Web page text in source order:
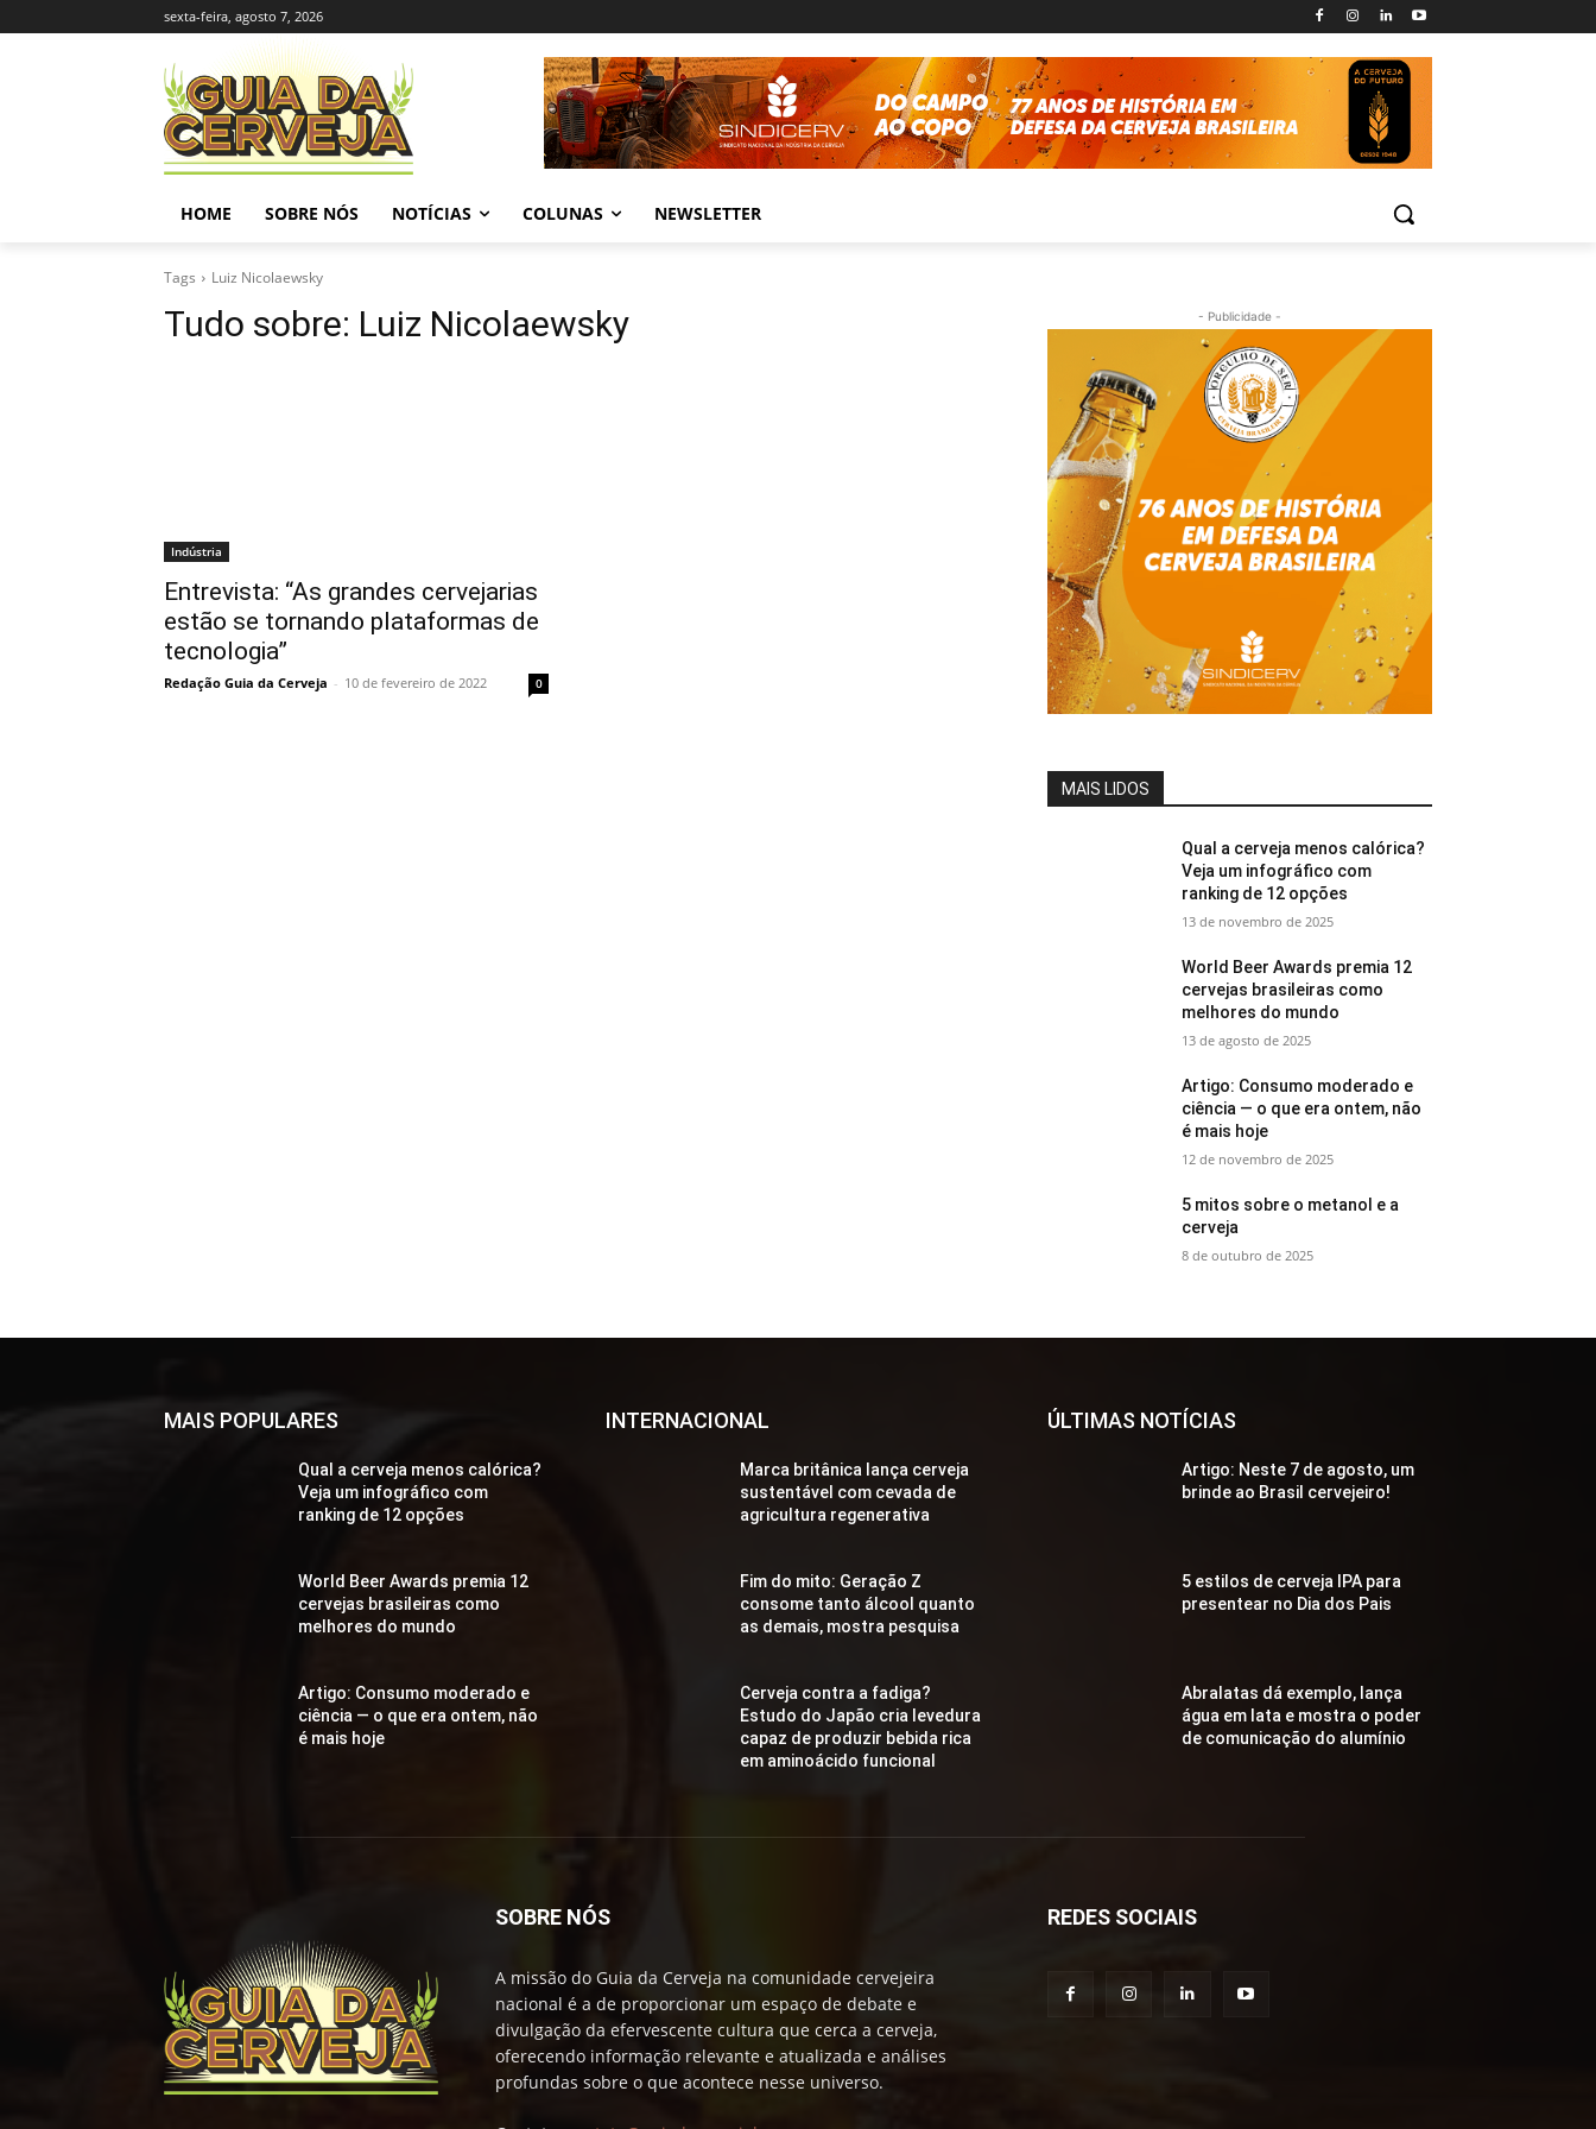
sexta-feira, agosto 7, 2026
HOME SOBRE NÓS NOTÍCIAS COLUNAS NEWSLETTER
Tags Luiz Nicolaewsky
Tudo sobre: Luiz Nicolaewsky
Indústria
Entrevista: “As grandes cervejarias
estão se tornando plataformas de
tecnologia”
Redação Guia da Cerveja - 10 de fevereiro de 2022 0
- Publicidade -
MAIS LIDOS
Qual a cerveja menos calórica?
Veja um infográfico com
ranking de 12 opções
13 de novembro de 2025
World Beer Awards premia 12
cervejas brasileiras como
melhores do mundo
13 de agosto de 2025
Artigo: Consumo moderado e
ciência — o que era ontem, não
é mais hoje
12 de novembro de 2025
5 mitos sobre o metanol e a
cerveja
8 de outubro de 2025
MAIS POPULARES
Qual a cerveja menos calórica?
Veja um infográfico com
ranking de 12 opções
World Beer Awards premia 12
cervejas brasileiras como
melhores do mundo
Artigo: Consumo moderado e
ciência — o que era ontem, não
é mais hoje
INTERNACIONAL
Marca britânica lança cerveja
sustentável com cevada de
agricultura regenerativa
Fim do mito: Geração Z
consome tanto álcool quanto
as demais, mostra pesquisa
Cerveja contra a fadiga?
Estudo do Japão cria levedura
capaz de produzir bebida rica
em aminoácido funcional
ÚLTIMAS NOTÍCIAS
Artigo: Neste 7 de agosto, um
brinde ao Brasil cervejeiro!
5 estilos de cerveja IPA para
presentear no Dia dos Pais
Abralatas dá exemplo, lança
água em lata e mostra o poder
de comunicação do alumínio
SOBRE NÓS
A missão do Guia da Cerveja na comunidade cervejeira
nacional é a de proporcionar um espaço de debate e
divulgação da efervescente cultura que cerca a cerveja,
oferecendo informação relevante e atualizada e análises
profundas sobre o que acontece nesse universo.
REDES SOCIAIS